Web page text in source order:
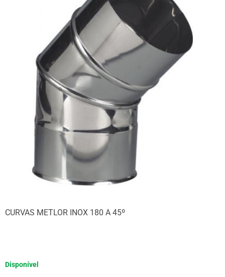
CURVAS METLOR INOX 180 A 45º
Disponível